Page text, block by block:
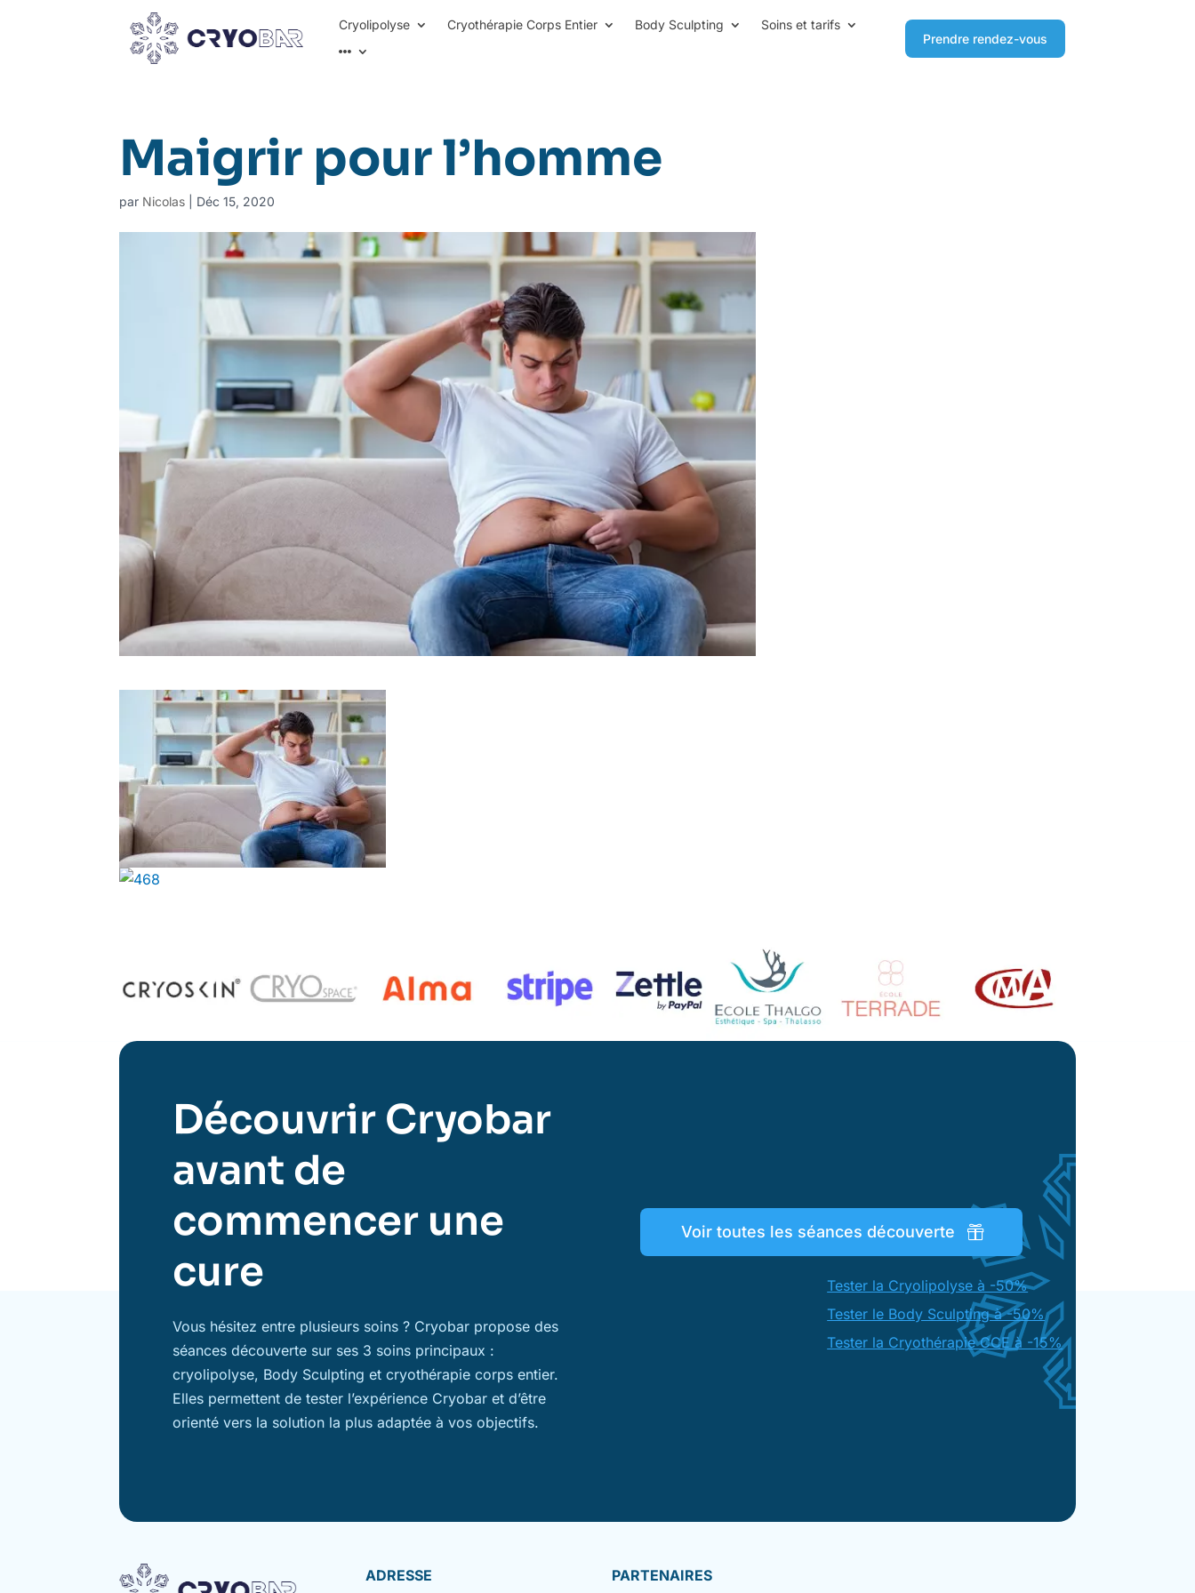
Cryolipolyse Cryothérapie Corps Entier Body Sculpting
Soins et tarifs
Prendre rendez-vous
Maigrir pour l’homme
par Nicolas Déc 15, 2020
Découvrir Cryobar
avant de
commencer une
cure
Vous hésitez entre plusieurs soins ? Cryobar propose des
séances découverte sur ses 3 soins principaux :
cryolipolyse, Body Sculpting et cryothérapie corps entier.
Elles permettent de tester l’expérience Cryobar et d’être
orienté vers la solution la plus adaptée à vos objectifs.
Voir toutes les séances découverte
Tester la Cryolipolyse à -50%
Tester le Body Sculpting à -50%
Tester la Cryothérapie CCE à -15%
ADRESSE PARTENAIRES